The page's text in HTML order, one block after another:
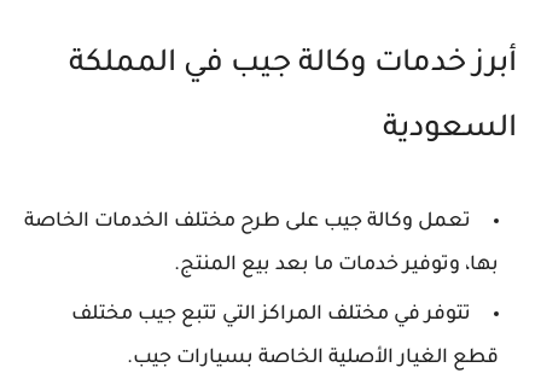
أبرز خدمات وكالة جيب في المملكة
السعودية
تعمل وكالة جيب على طرح مختلف الخدمات الخاصة
بها، وتوفير خدمات ما بعد بيع المنتج.
تتوفر في مختلف المراكز التي تتبع جيب مختلف
قطع الغيار الأصلية الخاصة بسيارات جيب.